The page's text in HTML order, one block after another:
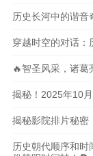
历史长河中的谐
穿越时空的对话：
🔥智圣风采，诸葛
揭秘！2025年10
揭秘影院排片秘密
历史朝代顺序和